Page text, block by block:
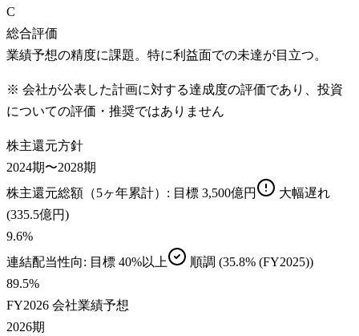
C
総合評価
業績予想の精度に課題。特に利益面での未達が目立つ。
※ 会社が公表した計画に対する達成度の評価であり、投資
についての評価・推奨ではありません
株主還元方針
2024期〜2028期
株主還元総額（5ヶ年累計） : 目標 3,500億円
大幅遅れ
(335.5億円)
9.6%
連結配当性向: 目標 40%以上 順調 (35.8% (FY2025))
89.5%
FY2026 会社業績予想
2026期